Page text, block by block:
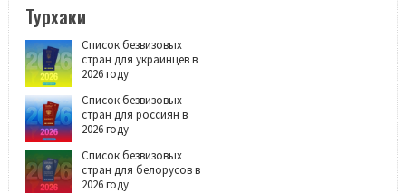
Турхаки
Список безвизовых
стран для украинцев в
2026 году
Список безвизовых
стран для россиян в
2026 году
Список безвизовых
стран для белорусов в
2026 году